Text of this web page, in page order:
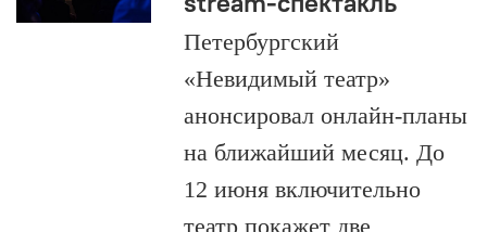
Петербургский
«Невидимый театр»
анонсировал онлайн-планы
на ближайший месяц. До
12 июня включительно
театр покажет две